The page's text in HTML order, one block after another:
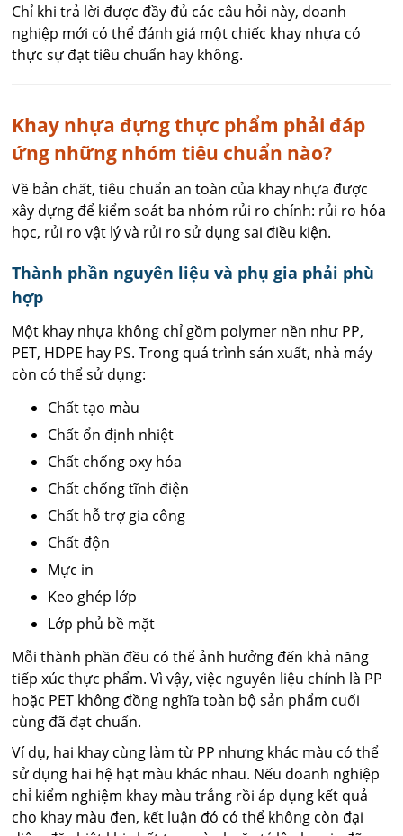
Chỉ khi trả lời được đầy đủ các câu hỏi này, doanh
nghiệp mới có thể đánh giá một chiếc khay nhựa có
thực sự đạt tiêu chuẩn hay không.
Khay nhựa đựng thực phẩm phải đáp
ứng những nhóm tiêu chuẩn nào?
Về bản chất, tiêu chuẩn an toàn của khay nhựa được
xây dựng để kiểm soát ba nhóm rủi ro chính: rủi ro hóa
học, rủi ro vật lý và rủi ro sử dụng sai điều kiện.
Thành phần nguyên liệu và phụ gia phải phù
hợp
Một khay nhựa không chỉ gồm polymer nền như PP,
PET, HDPE hay PS. Trong quá trình sản xuất, nhà máy
còn có thể sử dụng:
Chất tạo màu
Chất ổn định nhiệt
Chất chống oxy hóa
Chất chống tĩnh điện
Chất hỗ trợ gia công
Chất độn
Mực in
Keo ghép lớp
Lớp phủ bề mặt
Mỗi thành phần đều có thể ảnh hưởng đến khả năng
tiếp xúc thực phẩm. Vì vậy, việc nguyên liệu chính là PP
hoặc PET không đồng nghĩa toàn bộ sản phẩm cuối
cùng đã đạt chuẩn.
Ví dụ, hai khay cùng làm từ PP nhưng khác màu có thể
sử dụng hai hệ hạt màu khác nhau. Nếu doanh nghiệp
chỉ kiểm nghiệm khay màu trắng rồi áp dụng kết quả
cho khay màu đen, kết luận đó có thể không còn đại